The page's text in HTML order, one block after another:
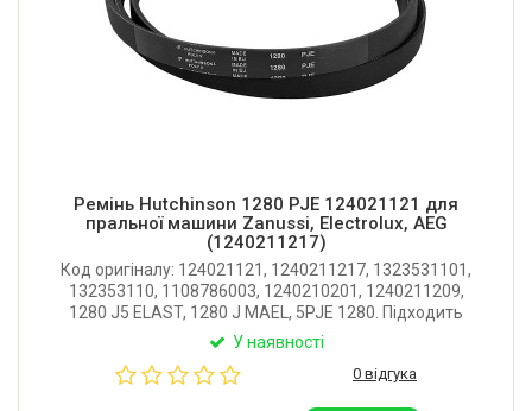
Ремінь Hutchinson 1280 PJE 124021121 для
пральної машини Zanussi, Electrolux, AEG
(1240211217)
Код оригіналу: 124021121, 1240211217, 1323531101,
132353110, 1108786003, 1240210201, 1240211209,
1280 J5 ELAST, 1280 J MAEL, 5PJE 1280. Підходить
до серій Aquacycle 800, Aquacycle 900, Aquacycle
Hutchinson (Франція).
У наявності
0 відгука